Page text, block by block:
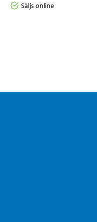
Säljs online